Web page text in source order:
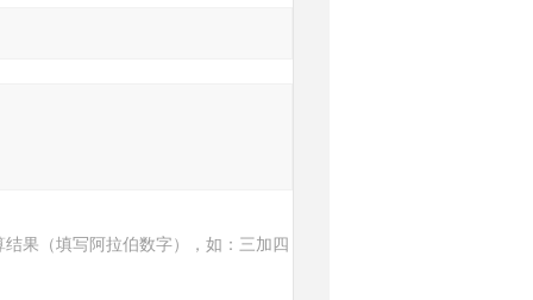
结果（填写阿拉伯数字），如：三加四